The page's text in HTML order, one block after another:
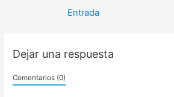
Entrada
Dejar una respuesta
Comentarios (0)